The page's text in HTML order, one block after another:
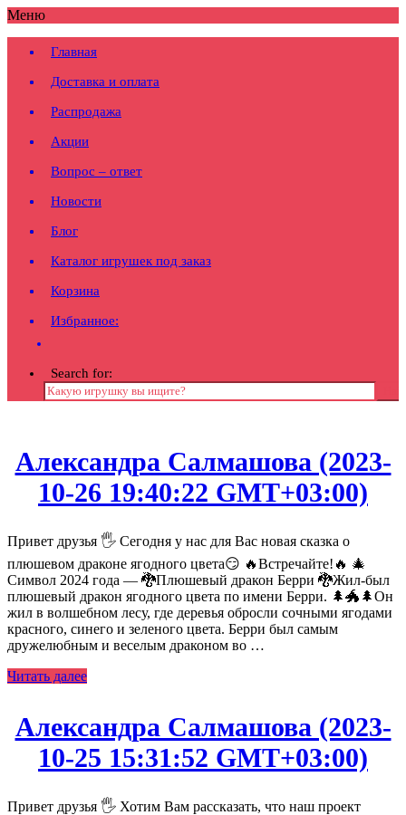
Меню
Главная
Доставка и оплата
Распродажа
Акции
Вопрос – ответ
Новости
Блог
Каталог игрушек под заказ
Корзина
Избранное:
Search for:
Александра Салмашова (2023-
10-26 19:40:22 GMT+03:00)
Привет друзья 🖐️ Сегодня у нас для Вас новая сказка о
плюшевом драконе ягодного цвета😏 🔥Встречайте!🔥 🎄
Символ 2024 года — 🐉Плюшевый дракон Берри 🐉Жил-был
плюшевый дракон ягодного цвета по имени Берри. 🌲🐲🌲Он
жил в волшебном лесу, где деревья обросли сочными ягодами
красного, синего и зеленого цвета. Берри был самым
дружелюбным и веселым драконом во …
Читать далее
Александра Салмашова (2023-
10-25 15:31:52 GMT+03:00)
Привет друзья 🖐️ Хотим Вам рассказать, что наш проект